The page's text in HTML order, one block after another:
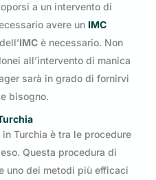
a un intervento di
avere un IMC
IMC è necessario. Non
all’intervento di manica
sarà in grado di fornirvi
bisogno.
Turchia è tra le procedure
Questa procedura di
uno dei metodi più efficaci